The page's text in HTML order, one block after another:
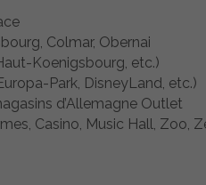
Colmar, Obernai
Koenigsbourg, etc.)
Park, DisneyLand, etc.)
d’Allemagne Outlet
Casino, Music Hall, Zoo,